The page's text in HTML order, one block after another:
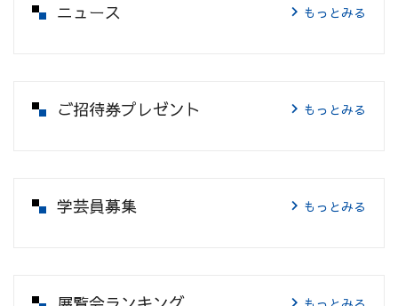
ニュース もっとみる
ご招待券プレゼント もっとみる
学芸員募集 もっとみる